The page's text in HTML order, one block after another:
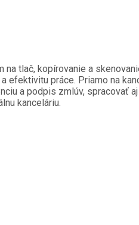
tlač, kopírovanie a
práce. Priamo na
a podpis zmlúv, spracovať
kanceláriu.